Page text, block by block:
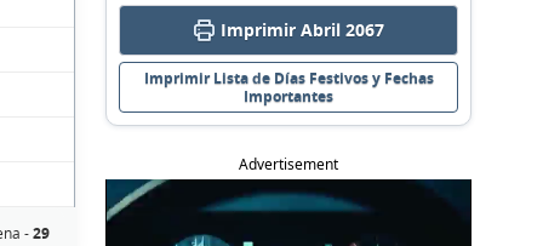
-29
Imprimir Abril 2067
Imprimir Lista de Días Festivos y Fechas
Importantes
Advertisement